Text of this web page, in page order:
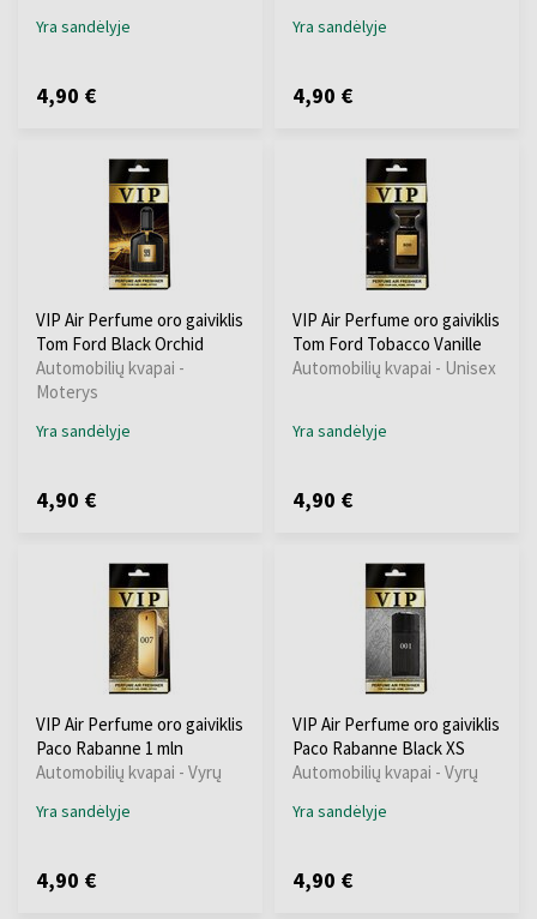
Yra sandėlyje
4,90 €
Yra sandėlyje
4,90 €
VIP Air Perfume oro gaiviklis
Tom Ford Black Orchid
Automobilių kvapai -
Moterys
Yra sandėlyje
4,90 €
VIP Air Perfume oro gaiviklis
Tom Ford Tobacco Vanille
Automobilių kvapai - Unisex
Yra sandėlyje
4,90 €
VIP Air Perfume oro gaiviklis
Paco Rabanne 1 mln
Automobilių kvapai - Vyrų
Yra sandėlyje
4,90 €
VIP Air Perfume oro gaiviklis
Paco Rabanne Black XS
Automobilių kvapai - Vyrų
Yra sandėlyje
4,90 €